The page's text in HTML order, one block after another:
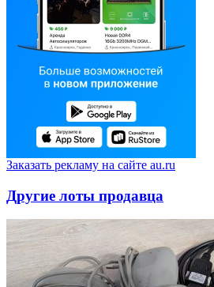
Заказать рекламу на сайте au.ru
Другие лоты продавца